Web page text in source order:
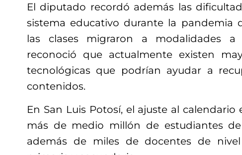
El diputado recordó además las
sistema educativo durante la pandemia
las clases migraron a modalidades a
reconoció que actualmente existen
tecnológicas que podrían ayudar a
contenidos.
En San Luis Potosí, el ajuste al calendario
más de medio millón de estudiantes
además de miles de docentes de nivel